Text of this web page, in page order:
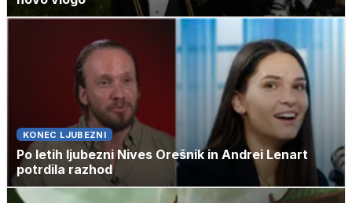
KONEC LJUBEZNI
Po letih ljubezni Nives Orešnik in Andrei Lenart
potrdila razhod